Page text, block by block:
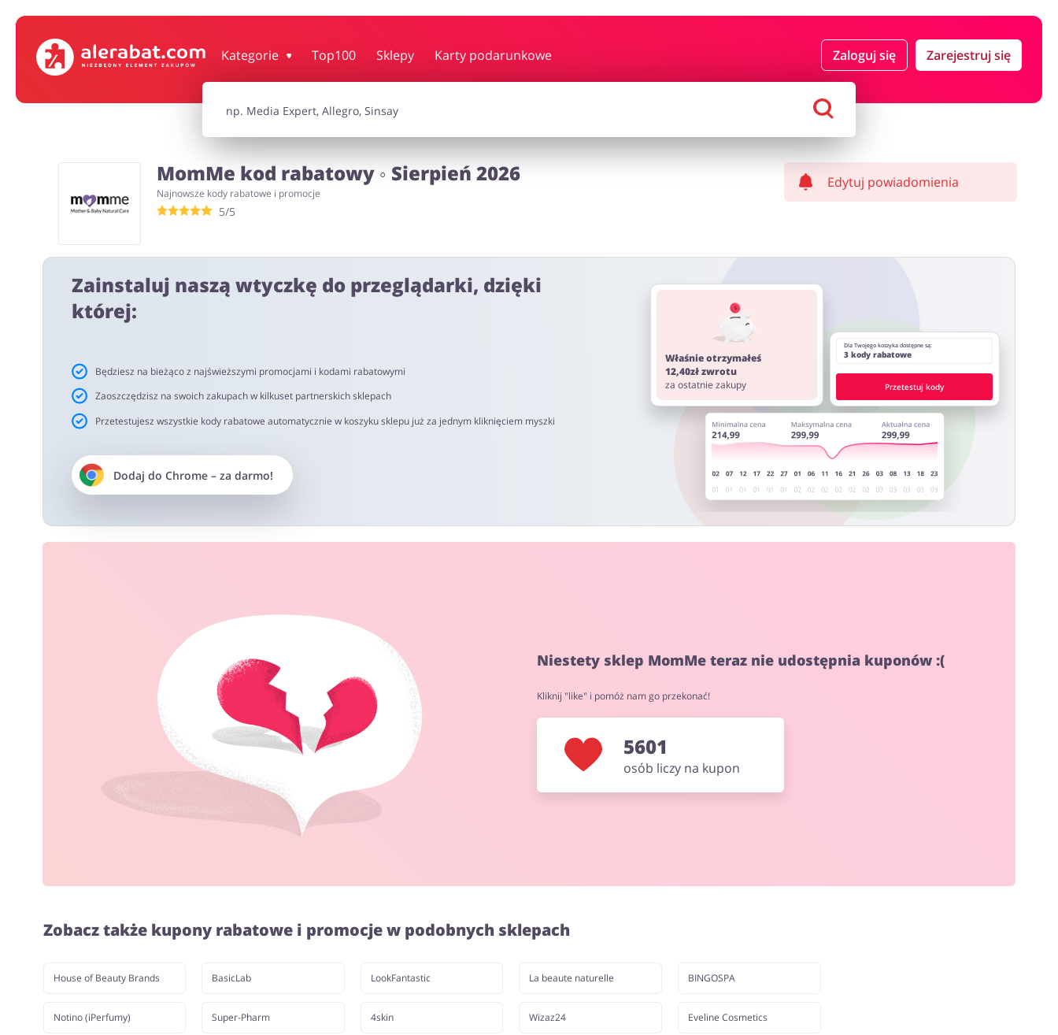
Kategorie Top100 Sklepy Karty podarunkowe Zaloguj się Zarejestruj się
Turystyka i Podróże Usługi Zdrowie i uroda
MomMe kod rabatowy ◦ Sierpień 2026
Najnowsze kody rabatowe i promocje
5/5
Edytuj powiadomienia
Zainstaluj naszą wtyczkę do przeglądarki, dzięki
której:
Będziesz na bieżąco z najświeższymi promocjami i kodami rabatowymi
Zaoszczędzisz na swoich zakupach w kilkuset partnerskich sklepach
Przetestujesz wszystkie kody rabatowe automatycznie w koszyku sklepu już za jednym kliknięciem myszki
Dodaj do Chrome– za darmo!
Właśnie otrzymałeś
12,40zł zwrotu
za ostatnie zakupy
Dla Twojego koszyka dostępne są:
3 kody rabatowe
Przetestuj kody
Niestety sklep MomMe teraz nie udostępnia kuponów :(
Kliknij "like" i pomóż nam go przekonać!
5601
osób liczy na kupon
Zobacz także kupony rabatowe i promocje w podobnych sklepach
House of Beauty Brands
Notino (iPerfumy)
BasicLab
Super-Pharm
LookFantastic
4skin
La beaute naturelle
Wizaz24
BINGOSPA
Eveline Cosmetics